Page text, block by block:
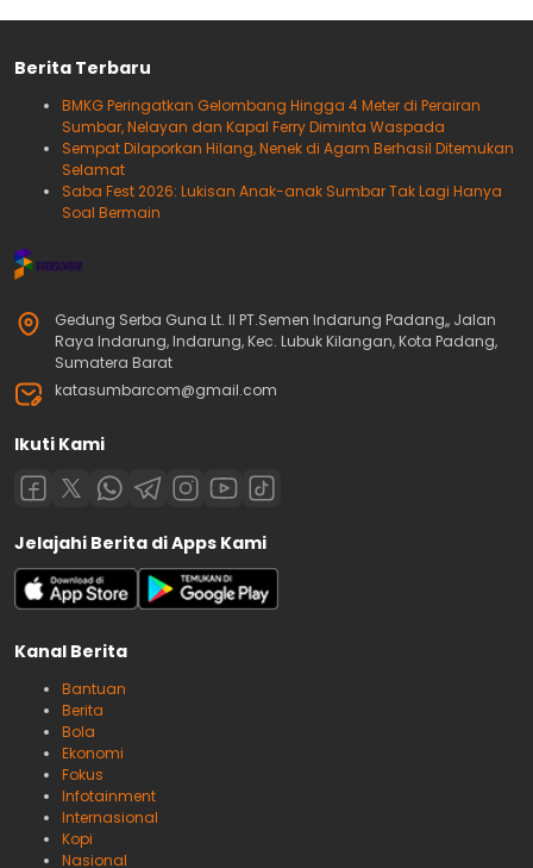
Berita Terbaru
BMKG Peringatkan Gelombang Hingga 4 Meter di Perairan
Sumbar, Nelayan dan Kapal Ferry Diminta Waspada
Sempat Dilaporkan Hilang, Nenek di Agam Berhasil Ditemukan
Selamat
Saba Fest 2026: Lukisan Anak-anak Sumbar Tak Lagi Hanya
Soal Bermain
Gedung Serba Guna Lt. II PT.Semen Indarung Padang,, Jalan
Raya Indarung, Indarung, Kec. Lubuk Kilangan, Kota Padang,
Sumatera Barat
katasumbarcom@gmail.com
Ikuti Kami
Jelajahi Berita di Apps Kami
Kanal Berita
Bantuan
Berita
Bola
Ekonomi
Fokus
Infotainment
Internasional
Kopi
Nasional